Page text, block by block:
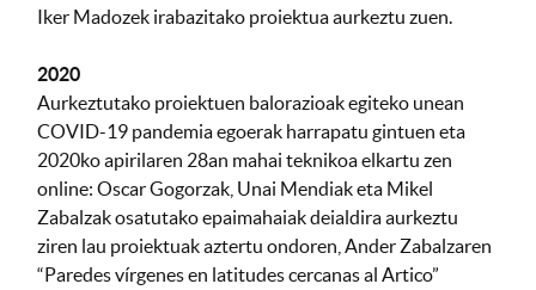
Iker Madozek irabazitako proiektua aurkeztu zuen.
2020
Aurkeztutako proiektuen balorazioak egiteko unean
COVID-19 pandemia egoerak harrapatu gintuen eta
2020ko apirilaren 28an mahai teknikoa elkartu zen
online: Oscar Gogorzak, Unai Mendiak eta Mikel
Zabalzak osatutako epaimahaiak deialdira aurkeztu
ziren lau proiektuak aztertu ondoren, Ander Zabalzaren
“Paredes vírgenes en latitudes cercanas al Artico”